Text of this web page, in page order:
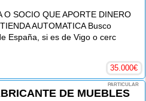
O SOCIO QUE APORTE DINERO
AUTOMATICA Busco
España, si es de Vigo o cerc
35.000€
PARTICULAR
DE MUEBLES